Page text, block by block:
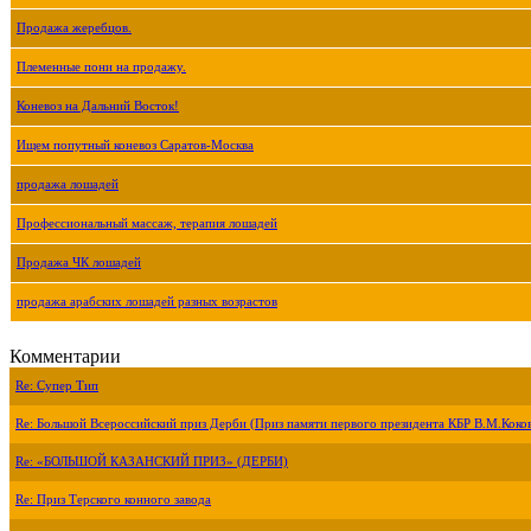
Продажа жеребцов.
Племенные пони на продажу.
Коневоз на Дальний Восток!
Ищем попутный коневоз Саратов-Москва
продажа лошадей
Профессиональный массаж, терапия лошадей
Продажа ЧК лошадей
продажа арабских лошадей разных возрастов
Комментарии
Re: Супер Тип
Re: Большой Всероссийский приз Дерби (Приз памяти первого президента КБР
Re: «БОЛЬШОЙ КАЗАНСКИЙ ПРИЗ» (ДЕРБИ)
Re: Приз Терского конного завода